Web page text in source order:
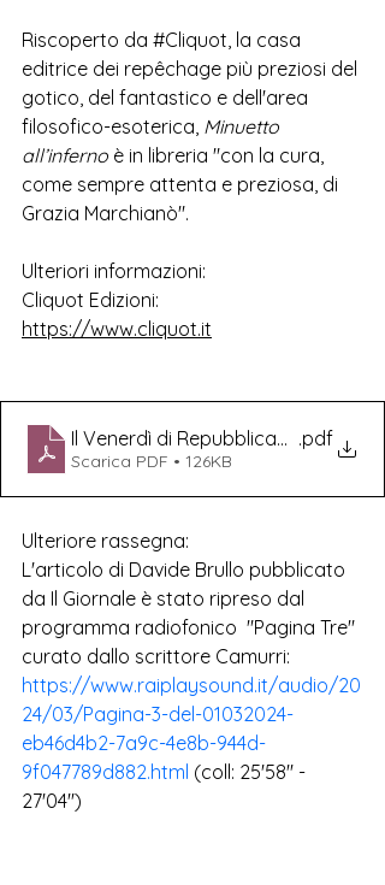
Riscoperto da #Cliquot, la casa
editrice dei repêchage più preziosi del
gotico, del fantastico e dell'area
filosofico-esoterica, Minuetto
all’inferno è in libreria "con la cura,
come sempre attenta e preziosa, di
Grazia Marchianò".
Ulteriori informazioni:
Cliquot Edizioni:
https://www.cliquot.it
Il Venerdì di Repubblica_E. Zolla,
.pdf
Scarica PDF • 126KB
Ulteriore rassegna:
L'articolo di Davide Brullo pubblicato
da Il Giornale è stato ripreso dal
programma radiofonico  "Pagina Tre"
curato dallo scrittore Camurri:
https://www.raiplaysound.it/audio/20
24/03/Pagina-3-del-01032024-
eb46d4b2-7a9c-4e8b-944d-
9f047789d882.html (coll: 25'58'' -
27'04'')